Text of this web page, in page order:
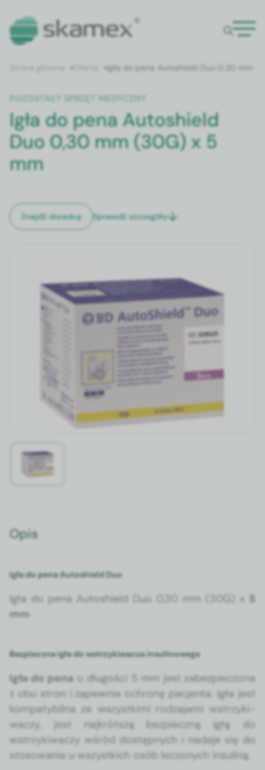
Oferta Igła do pena Autoshield Duo 0,30 mm
POZOSTAŁY SPRZĘT MEDYCZNY
Igła do pena Autoshield
Duo 0,30 mm (30G) x 5
mm
Znajdź doradcę Sprawdź szczegóły
Opis
Igła do pena Autoshield Duo
Igła do pena Autoshield Duo 0,30 mm (30G) x 5
mm
Bezpieczna igła do wstrzykiwacza insulinowego
Igła do penao dłu­goś­ci 5 mm jest zabez­piec­zona
z obu stron i zapew­nia ochronę pac­jen­ta. Igła jest
kom­paty­bil­na ze wszys­tki­mi rodza­ja­mi wstrzyki­
waczy, jest najkrót­szą bez­pieczną igłą do
wstrzyki­waczy wśród dostęp­nych i nada­je się do
stosowa­nia u wszys­t­kich osób lec­zonych insuliną.